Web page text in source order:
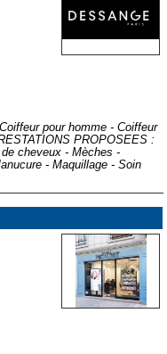
pour homme - Coiffeur
PROPOSEES :
cheveux - Mèches -
- Maquillage - Soin